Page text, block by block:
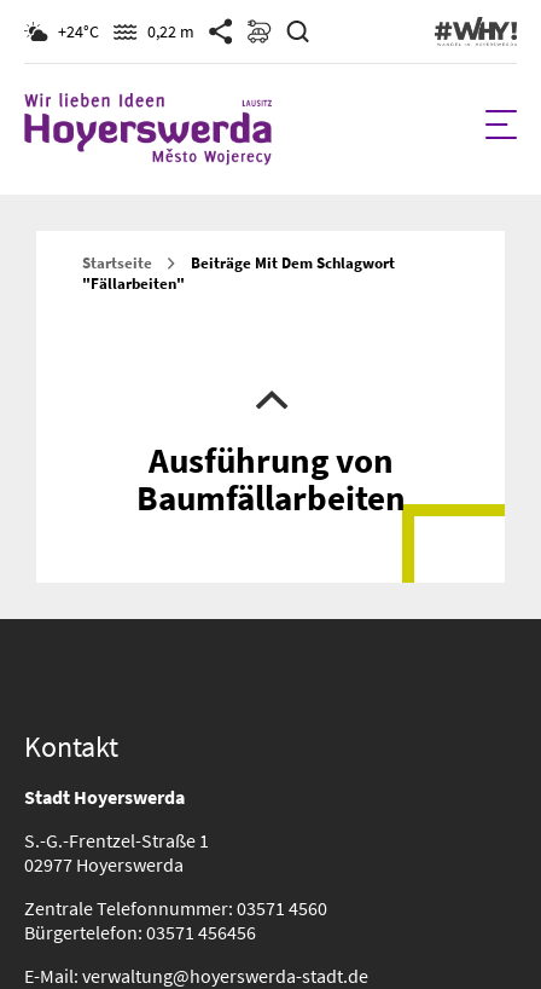
+24°C 0,22 m
Startseite
Beiträge Mit Dem Schlagwort
"fällarbeiten"
Ausführung von
Baumfällarbeiten
Kontakt
Stadt Hoyerswerda
S.-G.-Frentzel-Straße 1
02977 Hoyerswerda
Zentrale Telefonnummer: 03571 4560
Bürgertelefon: 03571 456456
E-Mail: verwaltung@hoyerswerda-stadt.de